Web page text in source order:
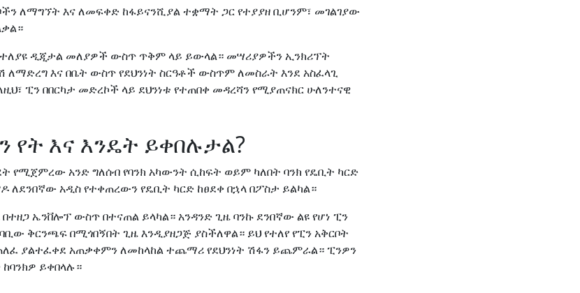
ለማግኘት እና ለመፍቀድ ከፋይናንሺያል ተቋማት ጋር የተያያዘ ቢሆንም፣ መገልገያው
ዲጂታል መለያዎች ውስጥ ጥቅም ላይ ይውላል። መሣሪያዎችን ኢንክሪፕት
ለማድረግ እና በቤት ውስጥ የደህንነት ስርዓቶች ውስጥም ለመስራት እንደ አስፈላጊ
ፒን በበርካታ መድረኮች ላይ ደህንነቱ የተጠበቀ መዳረሻን የሚያጠናክር ሁለንተናዊ
እና እንዴት ይቀበሉታል?
የሚጀምረው አንድ ግለሰብ የባንክ አካውንት ሲከፍት ወይም ካለበት ባንክ የዴቢት ካርድ
አዲስ የተቀጠረውን የዴቢት ካርድ ከፀደቀ በኋላ በፖስታ ይልካል።
ኤንቨሎፕ ውስጥ በተናጠል ይላካል። አንዳንድ ጊዜ ባንኩ ደንበኛው ልዩ የሆነ ፒን
ቅርንጫፍ በሚጎበኝበት ጊዜ እንዲያዘጋጅ ያስችለዋል። ይህ የተለየ የፒን አቅርቦት
ያልተፈቀደ አጠቃቀምን ለመከላከል ተጨማሪ የደህንነት ሽፋን ይጨምራል። ፒንዎን
ይቀበላሉ።